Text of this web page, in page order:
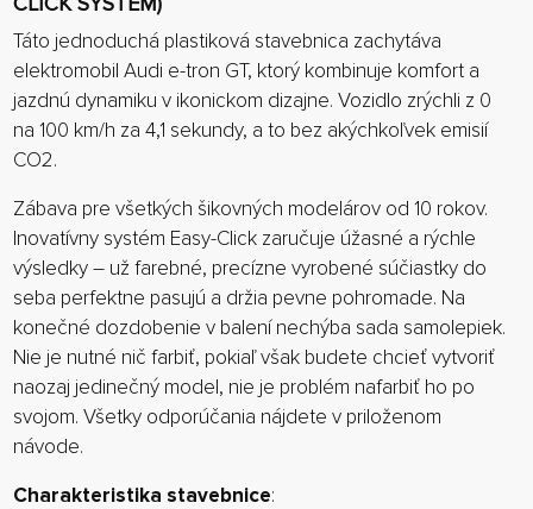
Táto jednoduchá plastiková stavebnica zachytáva
elektromobil Audi e-tron GT, ktorý kombinuje komfort a
jazdnú dynamiku v ikonickom dizajne. Vozidlo zrýchli z 0
na 100 km/h za 4,1 sekundy, a to bez akýchkoľvek emisií
CO2.
Zábava pre všetkých šikovných modelárov od 10 rokov.
Inovatívny systém Easy-Click zaručuje úžasné a rýchle
výsledky – už farebné, precízne vyrobené súčiastky do
seba perfektne pasujú a držia pevne pohromade. Na
konečné dozdobenie v balení nechýba sada samolepiek.
Nie je nutné nič farbiť, pokiaľ však budete chcieť vytvoriť
naozaj jedinečný model, nie je problém nafarbiť ho po
svojom. Všetky odporúčania nájdete v priloženom
návode.
Charakteristika stavebnice: